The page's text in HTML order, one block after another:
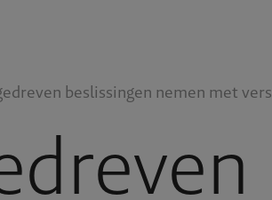
beslissingen nemen met